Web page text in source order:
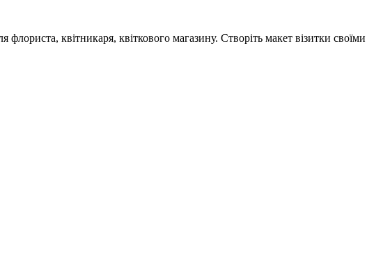
квітникаря, квіткового магазину. Створіть макет візитки